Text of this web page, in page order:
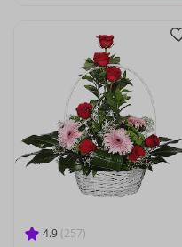
4.9 (257)